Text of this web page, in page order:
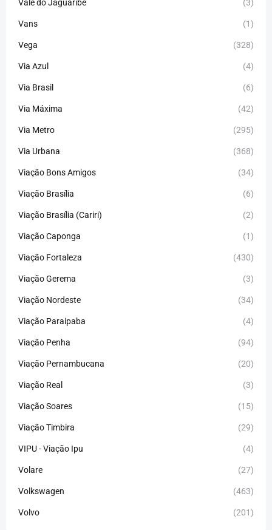
Vale do Jaguaribe (3)
Vans (1)
Vega (328)
Via Azul (4)
Via Brasil (6)
Via Máxima (42)
Via Metro (295)
Via Urbana (368)
Viação Bons Amigos (34)
Viação Brasília (6)
Viação Brasília (Cariri) (2)
Viação Caponga (1)
Viação Fortaleza (430)
Viação Gerema (3)
Viação Nordeste (34)
Viação Paraipaba (4)
Viação Penha (94)
Viação Pernambucana (20)
Viação Real (3)
Viação Soares (15)
Viação Timbira (29)
VIPU - Viação Ipu (4)
Volare (27)
Volkswagen (463)
Volvo (201)